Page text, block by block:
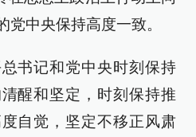
党中央保持高度一致。
书记和党中央时刻保持
醒和坚定，时刻保持推
自觉，坚定不移正风肃